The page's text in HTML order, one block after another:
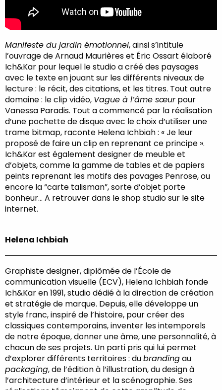
Manifeste du jardin émotionnel, ainsi s’intitule
l’ouvrage de Arnaud Maurières et Éric Ossart élaboré
Ich&Kar pour lequel le studio a créé des paysages
avec le texte en jouant sur les différents niveaux de
lecture : le récit, des citations, et les titres. Tout autre
domaine : le clip vidéo, Vague à l’âme sœurpour
Vanessa Paradis. Tout a commencé par la réalisation
d’une pochette de disque avec le choix d’utiliser une
trame bitmap, raconte Helena Ichbiah : « Je leur
proposé de faire un clip en reprenant ce principe ».
Ich&Kar est également designer de meuble et
d’objets, comme la gamme de tables et de papiers
peints reprenant les motifs des pavages Penrose, ou
encore la “carte talisman”, sorte d’objet porte
bonheur… A retrouver dans le shop studio sur le site
internet.
Helena Ichbiah
Graphiste designer, diplômée de l’École de
communication visuelle (ECV), Helena Ichbiah fonde
Ich&Kar en 1991, studio dédié à la direction de création
et stratégie de marque. Depuis, elle développe un
style franc, inspiré de l’histoire, pour créer des
classiques contemporains, inventer les intemporels
de notre époque, donner une âme, une personnalité, à
chacun de ses projets. Un parti pris qui lui permet
d’explorer différents territoires : dubrandingau
packaging, de l’édition à l’illustration, du design à
l’architecture d’intérieur et la scénographie. Ses